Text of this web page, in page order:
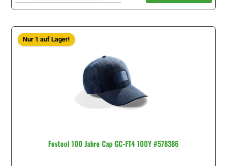
Nur 1 auf Lager!
Festool 100 Jahre Cap GC-FT4 100Y #578386